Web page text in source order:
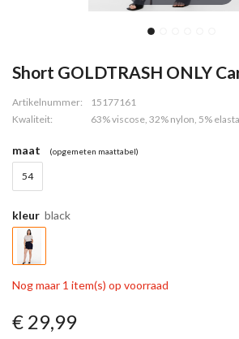
Short GOLDTRASH ONLY
Artikelnummer:
15177161
Kwaliteit:
63% viscose, 32% nylon, 5%
maat (opgemeten maattabel)
54
kleur black
Nog maar 1 item(s) op voorraad
€ 29,99